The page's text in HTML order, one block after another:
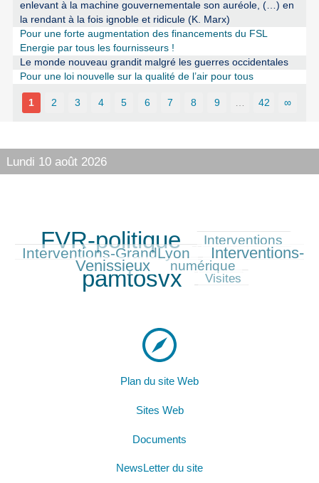
enlevant à la machine gouvernementale son auréole, (…) en
la rendant à la fois ignoble et ridicule (K. Marx)
Pour une forte augmentation des financements du FSL
Energie par tous les fournisseurs !
Le monde nouveau grandit malgré les guerres occidentales
Pour une loi nouvelle sur la qualité de l’air pour tous
1 2 3 4 5 6 7 8 9 42 ∞
Lundi 10 août 2026
1118/1118
FVR-politique
370/1118 Interventions
390/1118
Interventions-GrandLyon
531/1118 Interventions-
Venissieux numérique
pamtosvx Visites
Plan du site Web
Sites Web
Documents
NewsLetter du site